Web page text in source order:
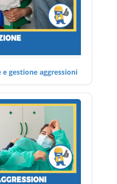
gestione aggressioni